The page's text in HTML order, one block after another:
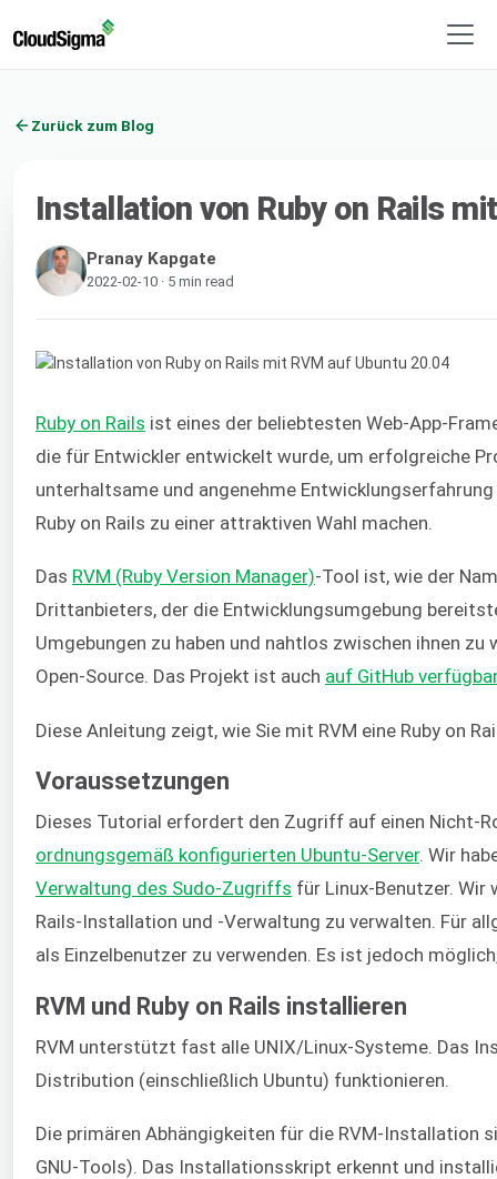
Zurück zum Blog
Installation von Ruby on Rails
Pranay Kapgate
2022-02-10 · 5 min read
Ruby on Rails ist eines der beliebtesten Web-App-
die für Entwickler entwickelt wurde, um erfolgreiche
unterhaltsame und angenehme
Ruby on Rails zu einer attraktiven Wahl machen.
Das RVM (Ruby Version Manager)-Tool ist, wie der
Drittanbieters, der die Entwicklungsumgebung
Umgebungen zu haben und nahtlos zwischen ihnen
Open-Source. Das Projekt ist auch auf GitHub
Diese Anleitung zeigt, wie Sie mit RVM eine Ruby on
Voraussetzungen
Dieses Tutorial erfordert den Zugriff auf einen Nicht-
ordnungsgemäß konfigurierten Ubuntu-Server. Wir
Verwaltung des Sudo-Zugriffs für Linux-Benutzer. Wir
Rails-Installation und -Verwaltung zu verwalten. Für
als Einzelbenutzer zu verwenden. Es ist jedoch
RVM und Ruby on Rails installieren
RVM unterstützt fast alle UNIX/Linux-Systeme. Das
Distribution (einschließlich Ubuntu) funktionieren.
Die primären Abhängigkeiten für die RVM-Installation
GNU-Tools). Das Installationsskript erkennt und